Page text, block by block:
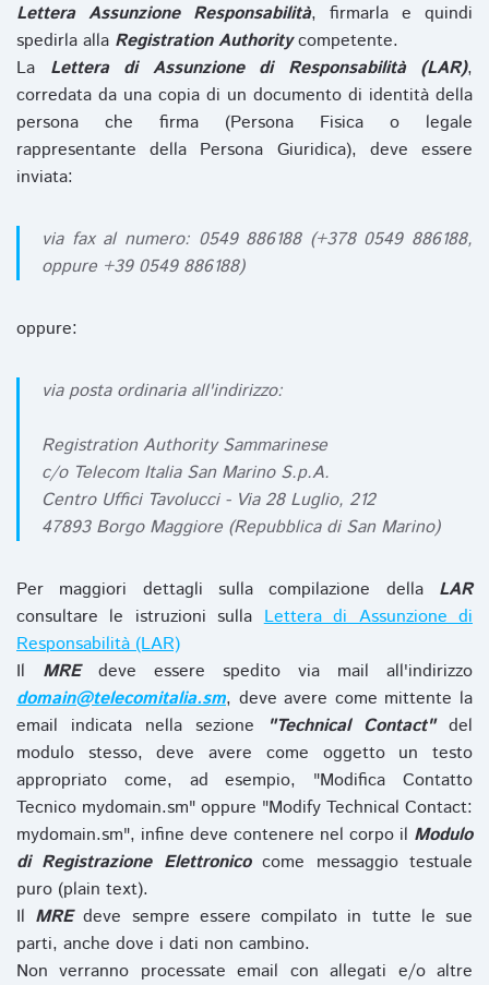
Lettera Assunzione Responsabilità, firmarla e quindi
spedirla alla Registration Authoritycompetente.
La Lettera di Assunzione di Responsabilità (LAR),
corredata da una copia di un documento di identità della
persona che firma (Persona Fisica o legale
rappresentante della Persona Giuridica), deve essere
inviata:
via fax al numero: 0549 886188 (+378 0549 886188,
oppure +39 0549 886188)
oppure:
via posta ordinaria all'indirizzo:
Registration Authority Sammarinese
c/o Telecom Italia San Marino S.p.A.
Centro Uffici Tavolucci - Via 28 Luglio, 212
47893 Borgo Maggiore (Repubblica di San Marino)
Per maggiori dettagli sulla compilazione della LAR
consultare le istruzioni sullaLettera di Assunzione di
Responsabilità (LAR)
Il MREdeve essere spedito via mail all'indirizzo
domain@telecomitalia.sm, deve avere come mittente la
email indicata nella sezione
"Technical Contact"del
modulo stesso, deve avere come oggetto un testo
appropriato come, ad esempio, "Modifica Contatto
Tecnico mydomain.sm" oppure "Modify Technical Contact:
mydomain.sm", infine deve contenere nel corpo il Modulo
di Registrazione Elettronicocome messaggio testuale
puro (plain text).
Il MREdeve sempre essere compilato in tutte le sue
parti, anche dove i dati non cambino.
Non verranno processate email con allegati e/o altre